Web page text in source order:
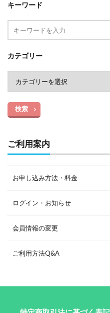
キーワード
カテゴリー
検索
ご利用案内
お申し込み方法・料金
ログイン・お知らせ
会員情報の変更
ご利用方法Q&A